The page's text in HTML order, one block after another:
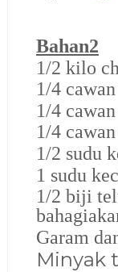
Bahan2
1/2 kilo
1/4
1/4
1/4
1/2 sudu
1 sudu
1/2 biji
Garam
Minyak